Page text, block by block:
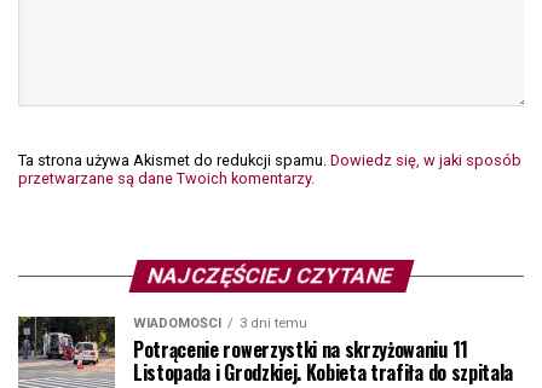
Ta strona używa Akismet do redukcji spamu. Dowiedz się, w jaki sposób
przetwarzane są dane Twoich komentarzy.
NAJCZĘŚCIEJ CZYTANE
WIADOMOŚCI 3 dni temu
Potrącenie rowerzystki na skrzyżowaniu 11
Listopada i Grodzkiej. Kobieta trafiła do szpitala